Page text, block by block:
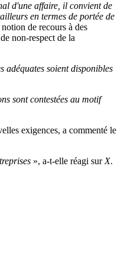
d'une affaire, il convient de
en termes de portée de
de recours à des
non-respect de la
adéquates soient disponibles
sont contestées au motif
exigences, a commenté le
», a-t-elle réagi surX.